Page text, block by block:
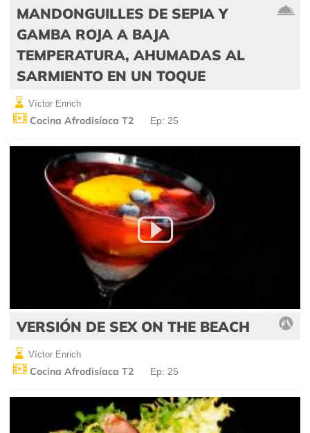
MANDONGUILLES DE SEPIA Y
GAMBA ROJA A BAJA
TEMPERATURA, AHUMADAS AL
SARMIENTO EN UN TOQUE
Víctor Enrich
Cocina Afrodisíaca T2 Ep: 25
VERSIÓN DE SEX ON THE BEACH
Víctor Enrich
Cocina Afrodisíaca T2 Ep: 25